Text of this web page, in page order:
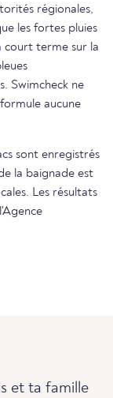
régionales,
les fortes pluies
court terme sur la
Swimcheck ne
aucune
sont enregistrés
la baignade est
Les résultats
et ta famille